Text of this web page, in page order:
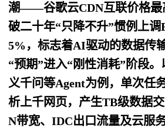
潮——谷歌云CDN互联价格最
破二十年“只降不升”惯例上调
5%，标志着AI驱动的数据传
“预期”进入“刚性消耗”阶段
义千问等Agent为例，单次任
析上千网页，产生TB级数据
N带宽、IDC出口流量及云服